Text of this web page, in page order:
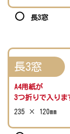
長3窓
長3窓
A4用紙が
3つ折りで入りま
235 × 120mm